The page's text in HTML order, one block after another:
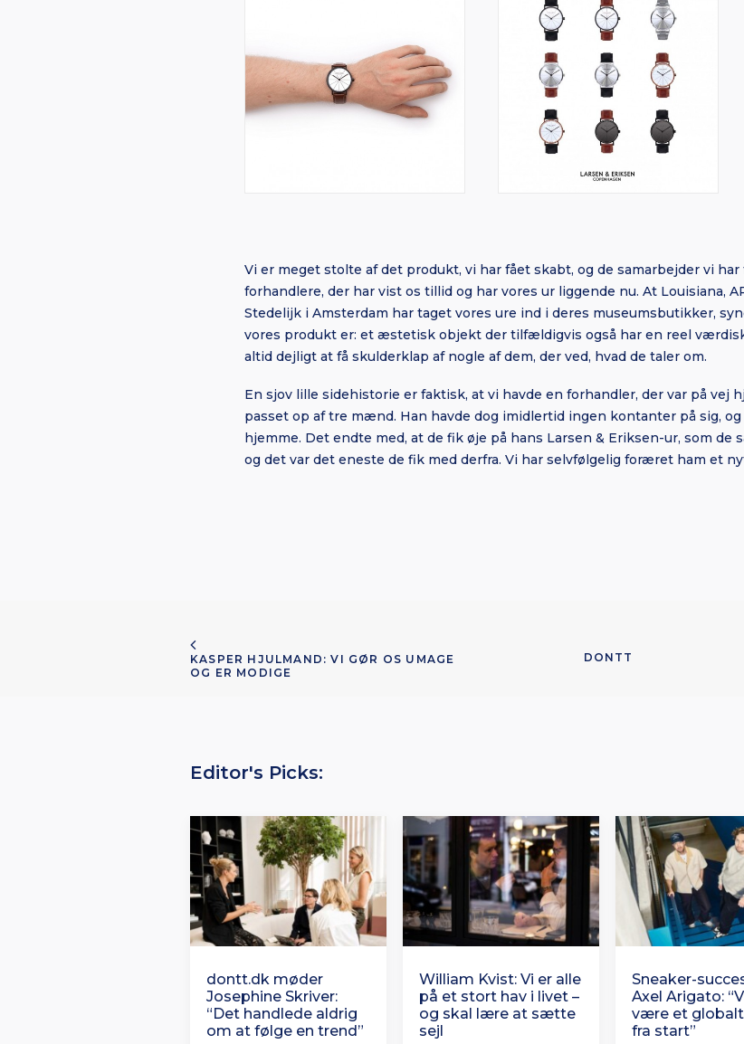
Vi er meget stolte af det produkt, vi har fået skabt, og de samarbejder vi
forhandlere, der har vist os tillid og har vores ur liggende nu. At Louisiana,
Stedelijk i Amsterdam har taget vores ure ind i deres museumsbutikker,
vores produkt er: et æstetisk objekt der tilfældigvis også har en reel
altid dejligt at få skulderklap af nogle af dem, der ved, hvad de taler om.
En sjov lille sidehistorie er faktisk, at vi havde en forhandler, der var på vej
passet op af tre mænd. Han havde dog imidlertid ingen kontanter på sig,
hjemme. Det endte med, at de fik øje på hans Larsen & Eriksen-ur, som de
og det var det eneste de fik med derfra. Vi har selvfølgelig foræret ham et
KASPER HJULMAND: VI GØR OS UMAGE
OG ER MODIGE
DONTT
Editor's Picks:
dontt.dk møder
Josephine Skriver:
“Det handlede aldrig
om at følge en trend”
William Kvist: Vi er alle
på et stort hav i livet –
og skal lære at sætte
sejl
Sneaker-
Axel Arigato:
være et
fra start”